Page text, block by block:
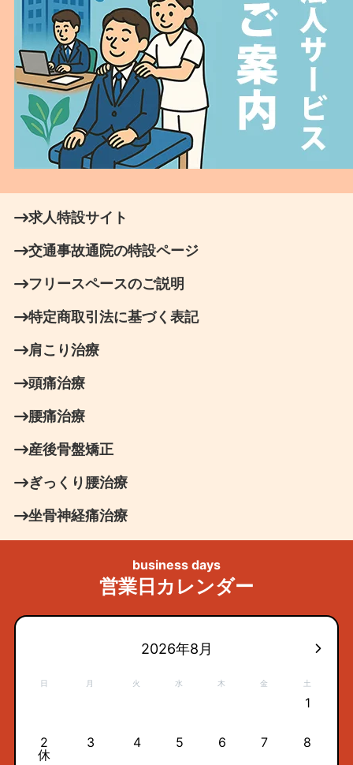
求人特設サイト
交通事故通院の特設ページ
フリースペースのご説明
特定商取引法に基づく表記
肩こり治療
頭痛治療
腰痛治療
産後骨盤矯正
ぎっくり腰治療
坐骨神経痛治療
営業日カレンダー
business days
2026年8月
日 月 火 水 木 金 土
1
2
休
3 4 5 6 7 8